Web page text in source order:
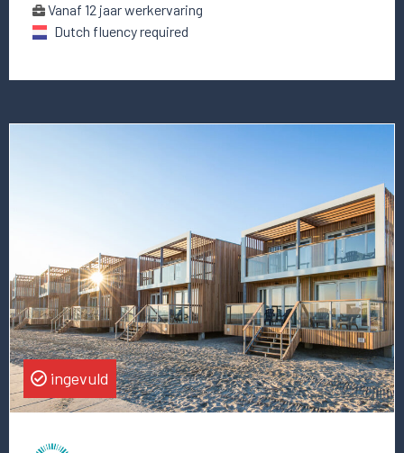
Vanaf 12 jaar werkervaring
Dutch fluency required
Business
Finance
&
Performance
ingevuld